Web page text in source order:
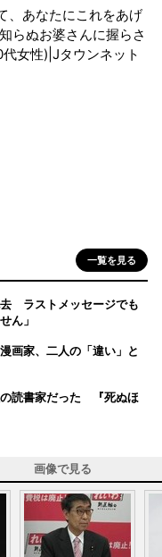
、あなたにこれをあげ
らぬお婆さんに握らさ
女性)|Jタウンネット
一覧を見る
ラストメッセージでも
ん」
画家、二人の「違い」と
読書家だった 『死ぬほ
画像で見る